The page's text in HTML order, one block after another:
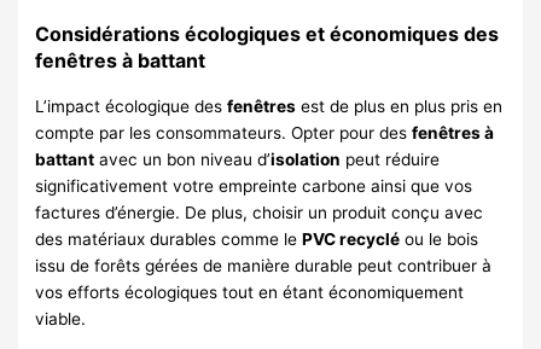
Considérations écologiques et économiques des
fenêtres à battant
L’impact écologique desfenêtres est de plus en plus pris en
compte par les consommateurs. Opter pour desfenêtres à
battant avec un bon niveau d’isolation peut réduire
significativement votre empreinte carbone ainsi que vos
factures d’énergie. De plus, choisir un produit conçu avec
des matériaux durables comme lePVC recyclé ou le bois
issu de forêts gérées de manière durable peut contribuer à
vos efforts écologiques tout en étant économiquement
viable.